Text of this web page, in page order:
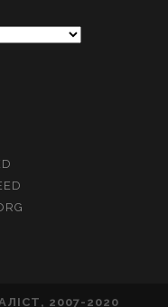
2007-2020